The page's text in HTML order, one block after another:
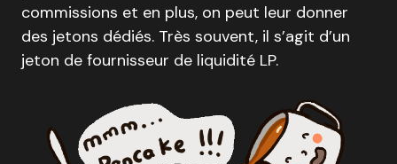
commissions et en plus, on peut leur donner
des jetons dédiés. Très souvent, il s’agit d’un
jeton de fournisseur de liquidité LP.